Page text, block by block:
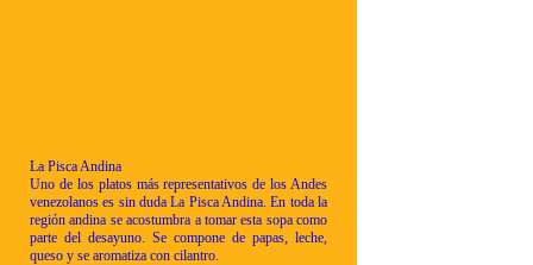
La Pisca Andina
Uno de los platos más representativos de los Andes
venezolanos es sin duda La Pisca Andina. En toda la
región andina se acostumbra a tomar esta sopa como
parte del desayuno. Se compone de papas, leche,
queso y se aromatiza con cilantro.